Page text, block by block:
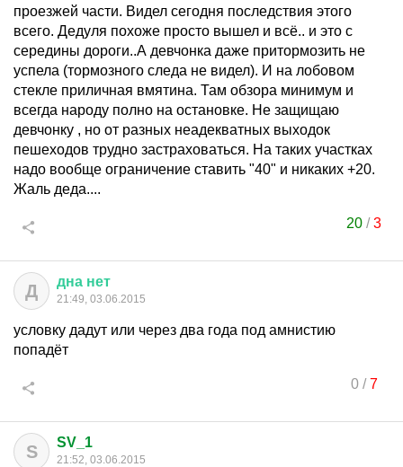
проезжей части. Видел сегодня последствия этого
всего. Дедуля похоже просто вышел и всё.. и это с
середины дороги..А девчонка даже притормозить не
успела (тормозного следа не видел). И на лобовом
стекле приличная вмятина. Там обзора минимум и
всегда народу полно на остановке. Не защищаю
девчонку , но от разных неадекватных выходок
пешеходов трудно застраховаться. На таких участках
надо вообще ограничение ставить "40" и никаких +20.
Жаль деда....
20 /3
Д дна нет
21:49, 03.06.2015
условку дадут или через два года под амнистию
попадёт
0/7
S SV_1
21:52, 03.06.2015